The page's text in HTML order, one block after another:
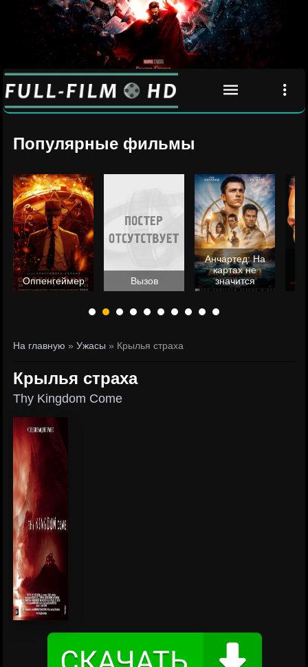
Популярные фильмы
Оппенгеймер Вызов
Анчартед: На
картах не
значится
На главную »Ужасы » Крылья страха
Крылья страха
Thy Kingdom Come